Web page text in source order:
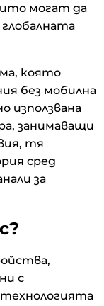
могат да
която
без мобилна
използвана
занимаващи
тя
сред
за
с